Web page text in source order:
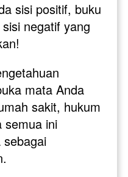
sisi positif, buku
negatif yang
mata Anda
sakit, hukum
semua ini